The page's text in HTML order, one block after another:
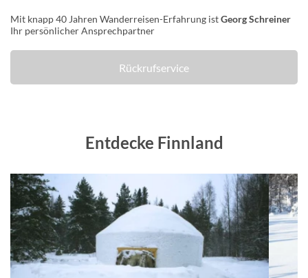
Mit knapp 40 Jahren Wanderreisen-Erfahrung istGeorg Schreiner
Ihr persönlicher Ansprechpartner
Rückrufservice
Entdecke Finnland